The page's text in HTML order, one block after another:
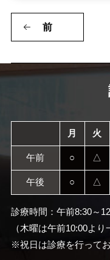
前
月 火
午前 ○ △
午後 ○ △
診療時間：午前8:30～
（木曜は午前10:00より
※祝日は診療を行って